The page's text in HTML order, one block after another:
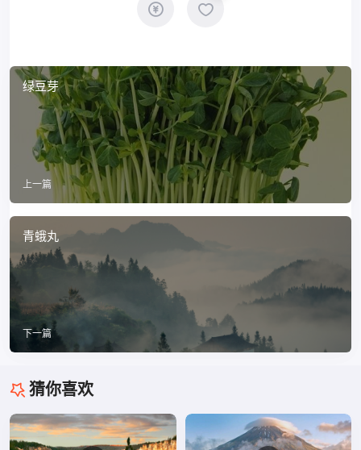
绿豆芽
上一篇
青蛾丸
下一篇
猜你喜欢